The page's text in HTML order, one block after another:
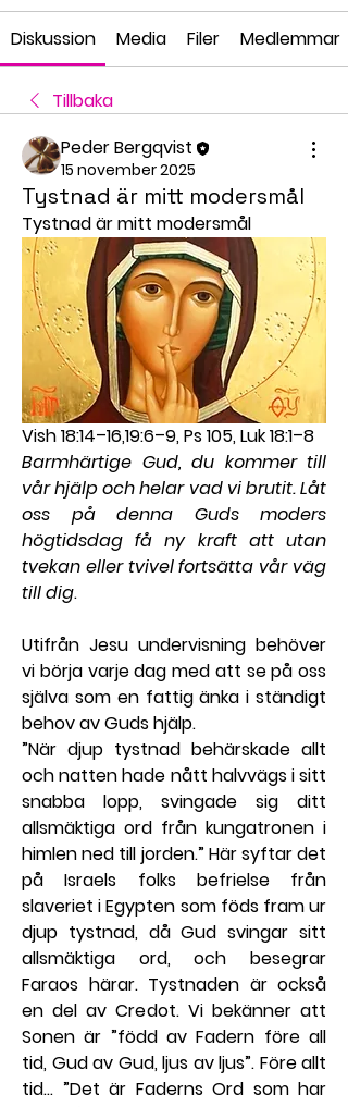
Diskussion Media Filer Medlemmar
Tillbaka
Peder Bergqvist
15 november 2025
Tystnad är mitt modersmål
Tystnad är mitt modersmål
Vish 18:14–16,19:6–9, Ps 105, Luk 18:1–8
Barmhärtige Gud, du kommer till
vår hjälp och helar vad vi brutit. Låt
oss på denna Guds moders
högtidsdag få ny kraft att utan
tvekan eller tvivel fortsätta vår väg
till dig.
Utifrån Jesu undervisning behöver
vi börja varje dag med att se på oss
själva som en fattig änka i ständigt
behov av Guds hjälp.
”När djup tystnad behärskade allt
och natten hade nått halvvägs i sitt
snabba lopp, svingade sig ditt
allsmäktiga ord från kungatronen i
himlen ned till jorden.” Här syftar det
på Israels folks befrielse från
slaveriet i Egypten som föds fram ur
djup tystnad, då Gud svingar sitt
allsmäktiga ord, och besegrar
Faraos härar. Tystnaden är också
en del av Credot. Vi bekänner att
Sonen är ”född av Fadern före all
tid, Gud av Gud, ljus av ljus”. Före allt
tid… ”Det är Faderns Ord som har